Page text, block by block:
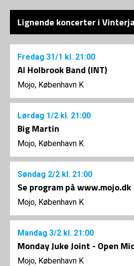
Lignende koncerter i
Fredag 31/1 kl. 21:00
Al Holbrook Band (INT)
Mojo, København K
Lørdag 1/2 kl. 21:00
Big Martin
Mojo, København K
Søndag 2/2 kl. 21:00
Se program på www.mojo.dk
Mojo, København K
Mandag 3/2 kl. 21:00
Monday Juke Joint - Open Mic
Mojo, København K